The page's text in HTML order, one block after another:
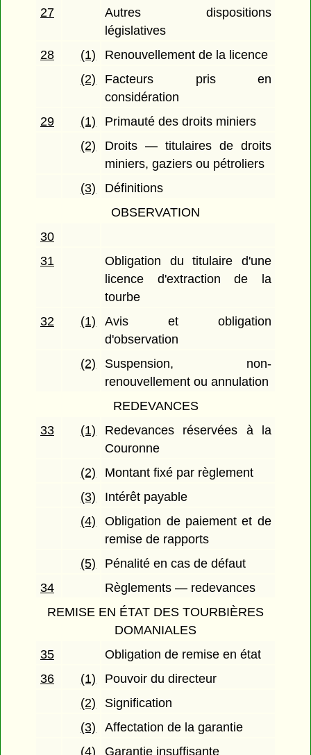
27
Autres dispositions
législatives
28
(1)
Renouvellement de la licence
(2)
Facteurs pris en
considération
29
(1)
Primauté des droits miniers
(2)
Droits — titulaires de droits
miniers, gaziers ou pétroliers
(3)
Définitions
OBSERVATION
30
31
Obligation du titulaire d'une
licence d'extraction de la
tourbe
32
(1)
Avis et obligation
d'observation
(2)
Suspension, non-
renouvellement ou annulation
REDEVANCES
33
(1)
Redevances réservées à la
Couronne
(2)
Montant fixé par règlement
(3)
Intérêt payable
(4)
Obligation de paiement et de
remise de rapports
(5)
Pénalité en cas de défaut
34
Règlements — redevances
REMISE EN ÉTAT DES TOURBIÈRES
DOMANIALES
35
Obligation de remise en état
36
(1)
Pouvoir du directeur
(2)
Signification
(3)
Affectation de la garantie
(4)
Garantie insuffisante